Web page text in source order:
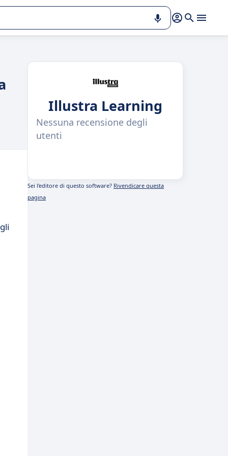
Illustra Learning
Nessuna recensione degli
utenti
Sei l'editore di questo software? Rivendicare questa
pagina